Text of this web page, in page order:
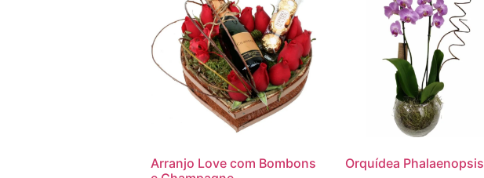
Arranjo Love com Bombons
Orquídea Phalaenopsis